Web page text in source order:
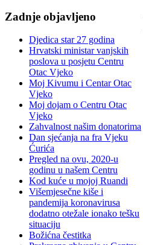
Zadnje objavljeno
Djedica star 27 godina
Hrvatski ministar vanjskih
poslova u posjetu Centru
Otac Vjeko
Moj Kivumu i Centar Otac
Vjeko
Moj dojam o Centru Otac
Vjeko
Zahvalnost našim donatorima
Dan sjećanja na fra Vjeku
Ćurića
Pregled na ovu, 2020-u
godinu u našem Centru
Kod kuće u mojoj Ruandi
Višemjesečne kiše i
pandemija koronavirusa
dodatno otežale ionako tešku
situaciju
Božićna čestitka